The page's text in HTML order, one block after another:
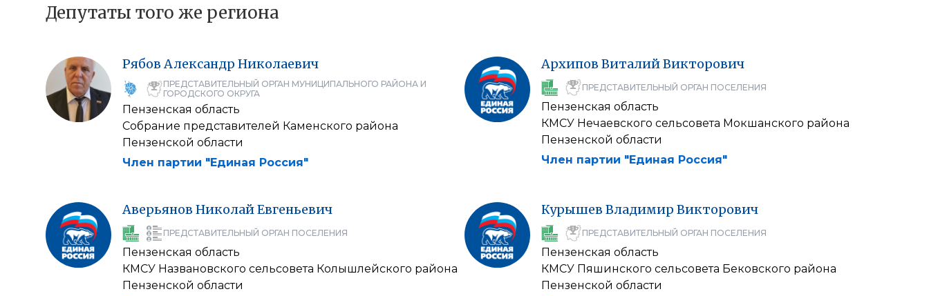
Депутаты того же региона
Рябов Александр Николаевич
ПРЕДСТАВИТЕЛЬНЫЙ ОРГАН МУНИЦИПАЛЬНОГО РАЙОНА И
ГОРОДСКОГО ОКРУГА
Пензенская область
Собрание представителей Каменского района
Пензенской области
Член партии "Единая Россия"
Архипов ВиталийВикторович
ПРЕДСТАВИТЕЛЬНЫЙ ОРГАН ПОСЕЛЕНИЯ
Пензенская область
КМСУ Нечаевского сельсовета Мокшанского района
Пензенской области
Член партии "Единая Россия"
Аверьянов НиколайЕвгеньевич
ПРЕДСТАВИТЕЛЬНЫЙ ОРГАН ПОСЕЛЕНИЯ
Пензенская область
КМСУ Названовского сельсовета Колышлейского района
Пензенской области
Курышев Владимир Викторович
ПРЕДСТАВИТЕЛЬНЫЙ ОРГАН ПОСЕЛЕНИЯ
Пензенская область
КМСУ Пяшинского сельсовета Бековского района
Пензенской области